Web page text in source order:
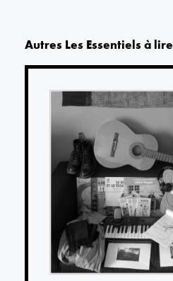
Autres Les Essentiels à lire